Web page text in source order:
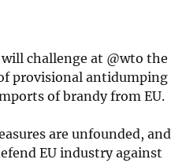
challenge at @wto the
provisional antidumping
of brandy from EU.
are unfounded, and
EU industry against